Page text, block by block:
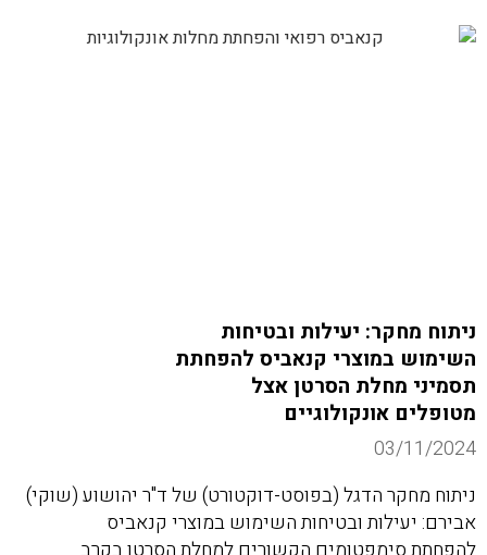
ניתוח מחקר: יעילות ובטיחות
השימוש במוצרי קנאביס להפחתת
תסמיני מחלת הסרטן אצל
מטופלים אונקולוגיים
03/11/2024
ניתוח מחקר הדגל (בפוסט-דוקטורט) של ד"ר יהושוע (שוקי)
אבירם: יעילות ובטיחות השימוש במוצרי קנאביס